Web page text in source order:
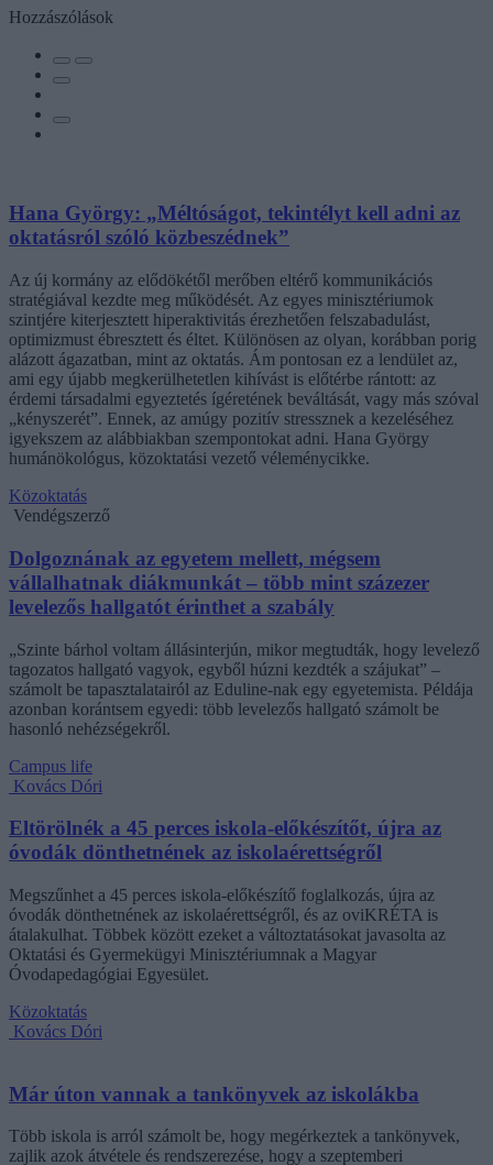
Hozzászólások
Hana György: „Méltóságot, tekintélyt kell adni az
oktatásról szóló közbeszédnek”
Az új kormány az elődökétől merőben eltérő kommunikációs
stratégiával kezdte meg működését. Az egyes minisztériumok
szintjére kiterjesztett hiperaktivitás érezhetően felszabadulást,
optimizmust ébresztett és éltet. Különösen az olyan, korábban porig
alázott ágazatban, mint az oktatás. Ám pontosan ez a lendület az,
ami egy újabb megkerülhetetlen kihívást is előtérbe rántott: az
érdemi társadalmi egyeztetés ígéretének beváltását, vagy más szóval
„kényszerét”. Ennek, az amúgy pozitív stressznek a kezeléséhez
igyekszem az alábbiakban szempontokat adni. Hana György
humánökológus, közoktatási vezető véleménycikke.
Közoktatás
Vendégszerző
Dolgoznának az egyetem mellett, mégsem
vállalhatnak diákmunkát – több mint százezer
levelezős hallgatót érinthet a szabály
„Szinte bárhol voltam állásinterjún, mikor megtudták, hogy levelező
tagozatos hallgató vagyok, egyből húzni kezdték a szájukat” –
számolt be tapasztalatairól az Eduline-nak egy egyetemista. Példája
azonban korántsem egyedi: több levelezős hallgató számolt be
hasonló nehézségekről.
Campus life
Kovács Dóri
Eltörölnék a 45 perces iskola-előkészítőt, újra az
óvodák dönthetnének az iskolaérettségről
Megszűnhet a 45 perces iskola-előkészítő foglalkozás, újra az
óvodák dönthetnének az iskolaérettségről, és az oviKRÉTA is
átalakulhat. Többek között ezeket a változtatásokat javasolta az
Oktatási és Gyermekügyi Minisztériumnak a Magyar
Óvodapedagógiai Egyesület.
Közoktatás
Kovács Dóri
Már úton vannak a tankönyvek az iskolákba
Több iskola is arról számolt be, hogy megérkeztek a tankönyvek,
zajlik azok átvétele és rendszerezése, hogy a szeptemberi